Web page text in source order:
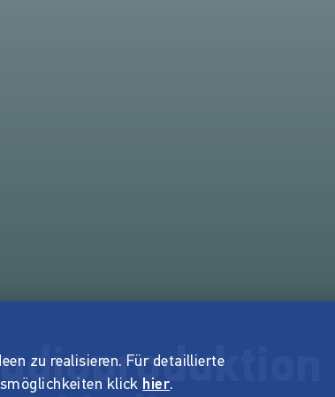
zu realisieren. Für detaillierte
klick hier.